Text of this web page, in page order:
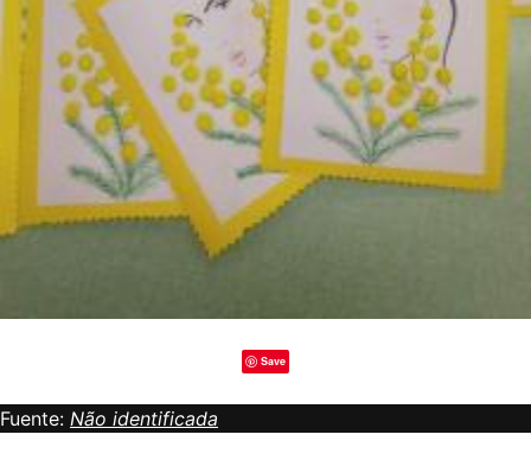
Save
Fuente: Não identificada